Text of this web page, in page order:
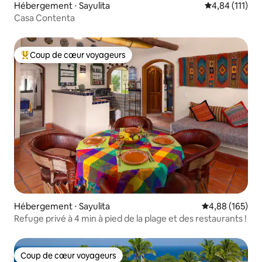
Hébergement ⋅ Sayulita Évaluation
4,84 (111)
Casa Contenta
Coups de cœur voyageurs les plus appréciés
Coup de cœur voyageurs
Hébergement ⋅ Sayulita Évaluation
4,88 (165)
Refuge privé à 4 min à pied de la plage et des restaurants !
Coup de cœur voyageurs